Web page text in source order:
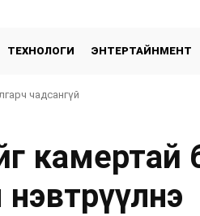
ТЕХНОЛОГИ ЭНТЕРТАЙНМЕНТ
чадсангүй
камертай